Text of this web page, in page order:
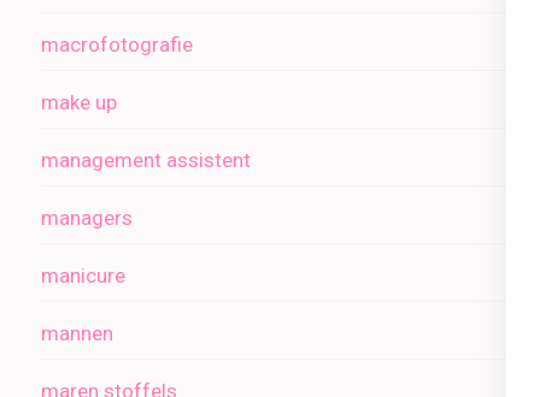
macrofotografie
make up
management assistent
managers
manicure
mannen
maren stoffels